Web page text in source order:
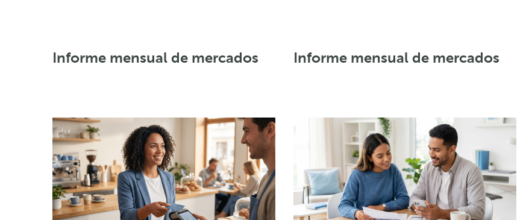
Informe mensual de mercados Informe mensual de mercados